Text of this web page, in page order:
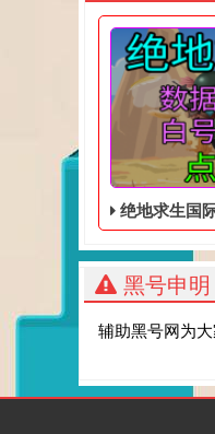
绝地求生国际服
黑号申明
辅助黑号网为